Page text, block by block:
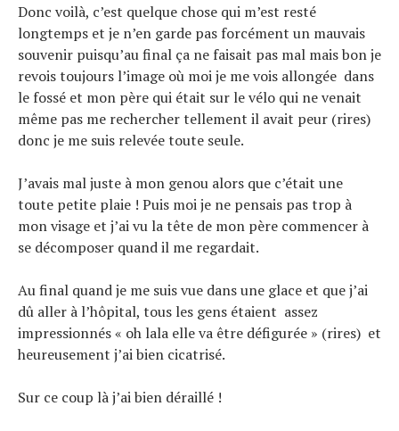
Donc voilà, c’est quelque chose qui m’est resté
longtemps et je n’en garde pas forcément un mauvais
souvenir puisqu’au final ça ne faisait pas mal mais bon je
revois toujours l’image où moi je me vois allongée dans
le fossé et mon père qui était sur le vélo qui ne venait
même pas me rechercher tellement il avait peur (rires)
donc je me suis relevée toute seule.
J’avais mal juste à mon genou alors que c’était une
toute petite plaie ! Puis moi je ne pensais pas trop à
mon visage et j’ai vu la tête de mon père commencer à
se décomposer quand il me regardait.
Au final quand je me suis vue dans une glace et que j’ai
dû aller à l’hôpital, tous les gens étaient assez
impressionnés « oh lala elle va être défigurée » (rires) et
heureusement j’ai bien cicatrisé.
Sur ce coup là j’ai bien déraillé !